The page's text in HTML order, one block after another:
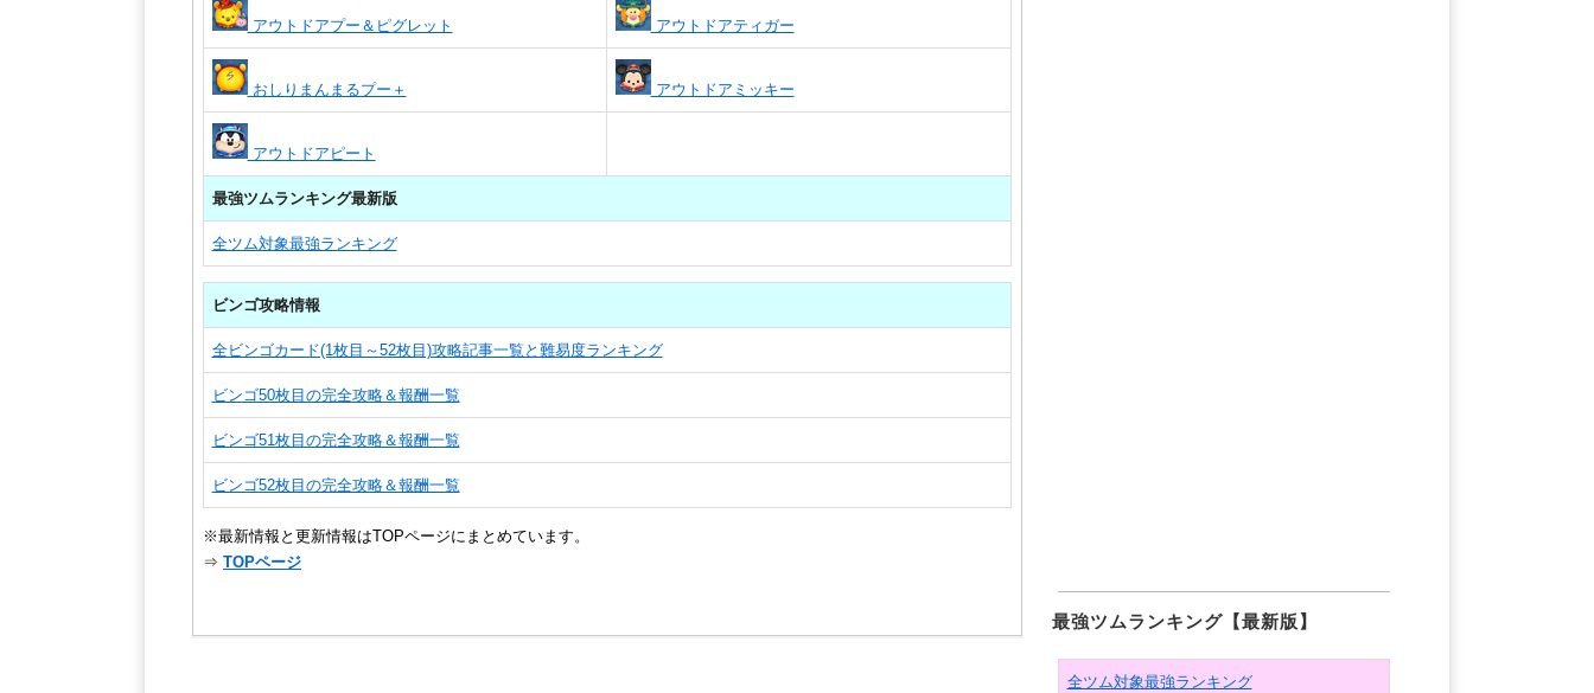
アウトドアプー＆ピグレット アウトドアティガー
おしりまんまるプー＋ アウトドアミッキー
アウトドアピート
最強ツムランキング最新版
全ツム対象最強ランキング
ビンゴ攻略情報
全ビンゴカード(1枚目～52枚目)攻略記事一覧と難易度ランキング
ビンゴ50枚目の完全攻略＆報酬一覧
ビンゴ51枚目の完全攻略＆報酬一覧
ビンゴ52枚目の完全攻略＆報酬一覧
※最新情報と更新情報はTOPページにまとめています。
⇒ TOPページ
最強ツムランキング【最新版】
全ツム対象最強ランキング